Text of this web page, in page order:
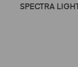
SPECTRA